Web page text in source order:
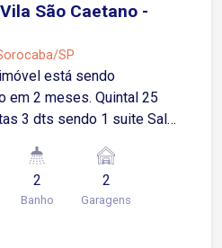
São Caetano -
SP
está sendo
em 2 meses. Quintal 25
3 dts sendo 1 suite Sala
2
Banho
2
Garagens